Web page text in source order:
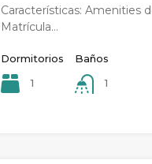
Características: Amenities
Matrícula…
Dormitorios
1
Baños
1